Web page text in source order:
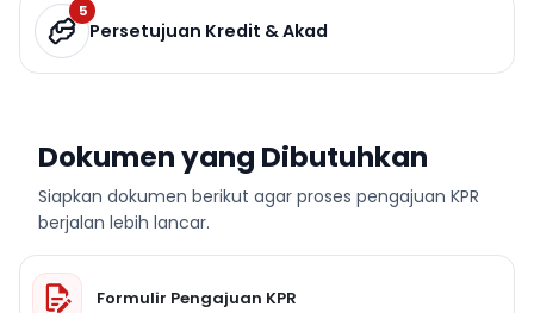
5
Persetujuan Kredit & Akad
Dokumen yang Dibutuhkan
Siapkan dokumen berikut agar proses pengajuan KPR
berjalan lebih lancar.
Formulir Pengajuan KPR